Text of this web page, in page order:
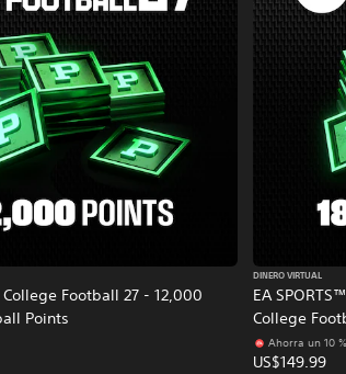
College Football 27 - 12,000
Points
EA
College
DINERO VIRTUAL
Ahorra un 10 %
US$149.99